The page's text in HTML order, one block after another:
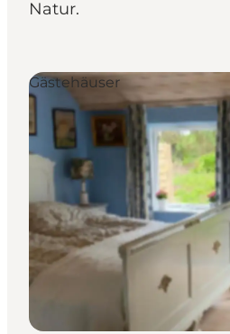
Natur.
Gästehäuser